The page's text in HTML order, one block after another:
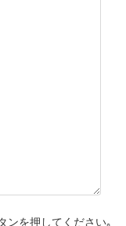
ンを押してください｡